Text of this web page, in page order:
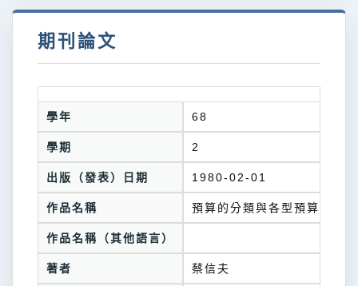
期刊論文
學年 68
學期 2
出版（發表）日期 1980-02-01
作品名稱 預算的分類與各型預算制度
作品名稱（其他語言）
著者 蔡信夫